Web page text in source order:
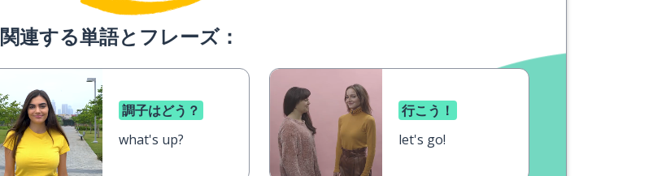
関連する単語とフレーズ：
調子はどう？
what's up?
行こう！
let's go!